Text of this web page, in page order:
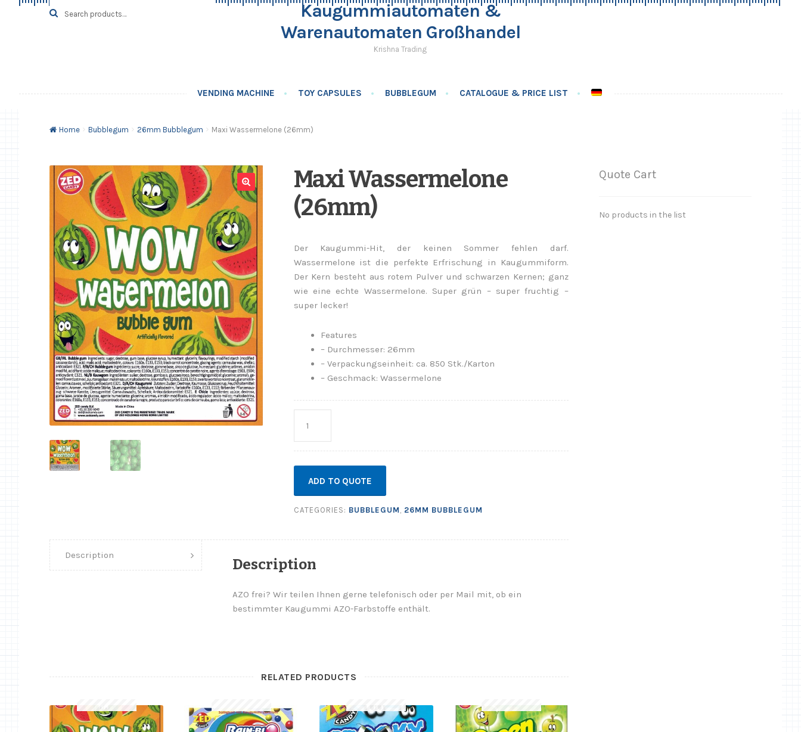
Skip
to
Skip
to
Search
for:
SEARCH
Kaugummiautomaten &
Warenautomaten Großhandel
Krishna Trading
VENDING MACHINE TOY CAPSULES BUBBLEGUM CATALOGUE & PRICE LIST
Home Bubblegum 26mm Bubblegum Maxi Wassermelone (26mm)
🔍
Maxi Wassermelone
(26mm)
Der Kaugummi-Hit, der keinen Sommer fehlen darf.
Wassermelone ist die perfekte Erfrischung in Kaugummiform.
Der Kern besteht aus rotem Pulver und schwarzen Kernen; ganz
wie eine echte Wassermelone. Super grün – super fruchtig –
super lecker!
Features
– Durchmesser: 26mm
– Verpackungseinheit: ca. 850 Stk./Karton
– Geschmack: Wassermelone
ADD TO QUOTE
CATEGORIES: BUBBLEGUM , 26MM BUBBLEGUM
Description
Description
AZO frei? Wir teilen Ihnen gerne telefonisch oder per Mail mit, ob ein
bestimmter Kaugummi AZO-Farbstoffe enthält.
RELATED PRODUCTS
Quote Cart
No products in the list